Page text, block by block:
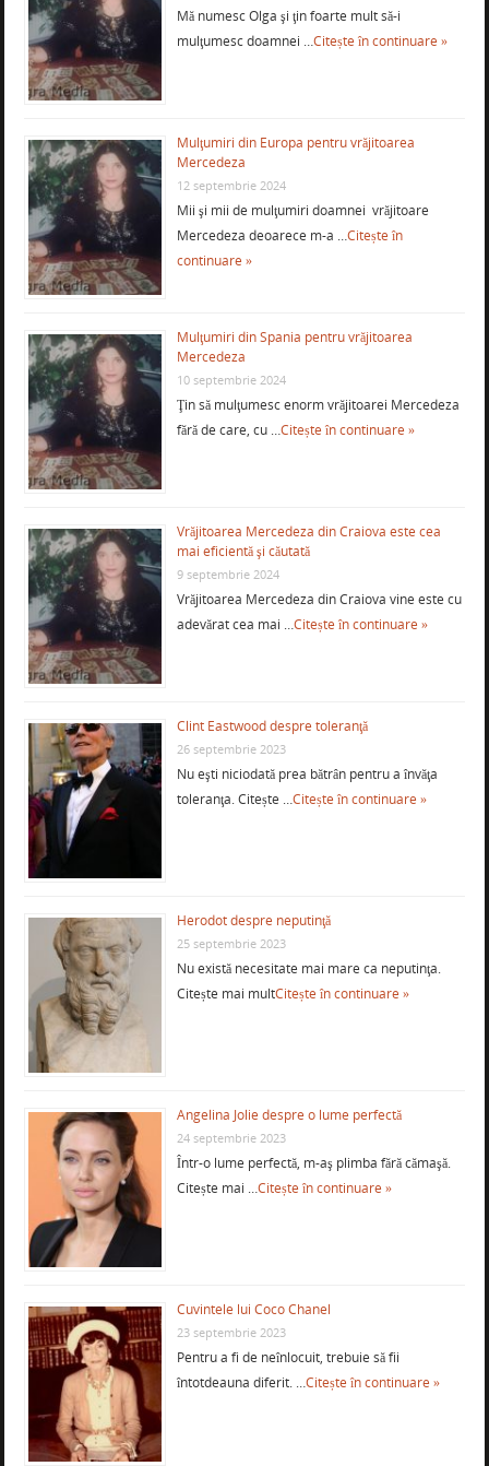
Mă numesc Olga şi ţin foarte mult să-i
mulţumesc doamnei …Citește în continuare »
Mulţumiri din Europa pentru vrăjitoarea
Mercedeza
12 septembrie 2024
Mii şi mii de mulţumiri doamnei vrăjitoare
Mercedeza deoarece m-a …Citește în
continuare »
Mulţumiri din Spania pentru vrăjitoarea
Mercedeza
10 septembrie 2024
Ţin să mulţumesc enorm vrăjitoarei Mercedeza
fără de care, cu …Citește în continuare »
Vrăjitoarea Mercedeza din Craiova este cea
mai eficientă şi căutată
9 septembrie 2024
Vrăjitoarea Mercedeza din Craiova vine este cu
adevărat cea mai …Citește în continuare »
Clint Eastwood despre toleranţă
26 septembrie 2023
Nu eşti niciodată prea bătrân pentru a învăţa
toleranţa. Citește …Citește în continuare »
Herodot despre neputinţă
25 septembrie 2023
Nu există necesitate mai mare ca neputinţa.
Citește mai multCitește în continuare »
Angelina Jolie despre o lume perfectă
24 septembrie 2023
Într-o lume perfectă, m-aş plimba fără cămaşă.
Citește mai …Citește în continuare »
Cuvintele lui Coco Chanel
23 septembrie 2023
Pentru a fi de neînlocuit, trebuie să fii
întotdeauna diferit. …Citește în continuare »